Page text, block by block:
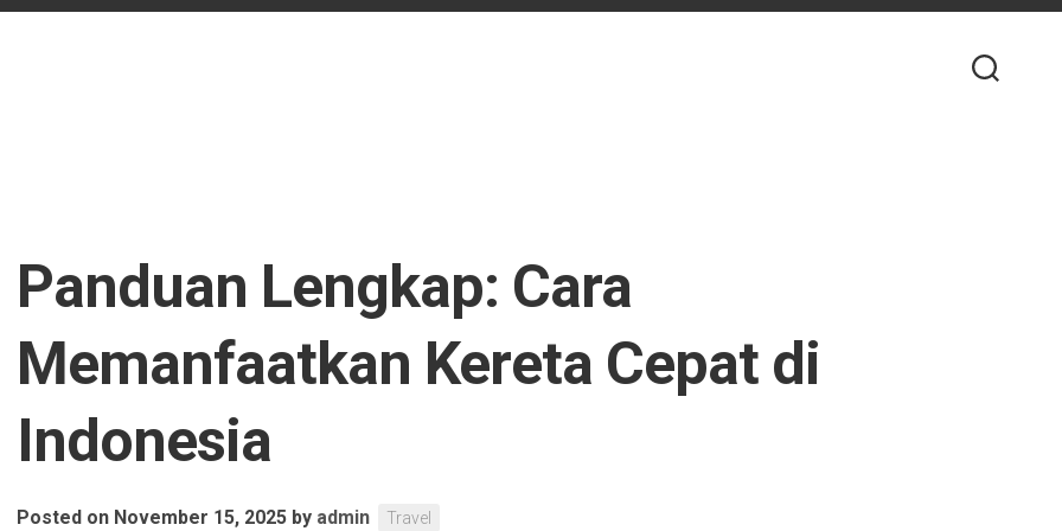
Panduan Lengkap: Cara
Memanfaatkan Kereta Cepat di
Indonesia
Posted on November 15, 2025 by admin Travel